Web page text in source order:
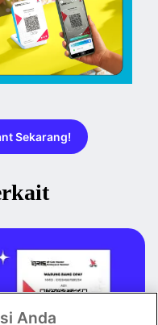
Sekarang!
Anda